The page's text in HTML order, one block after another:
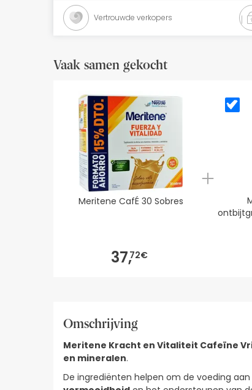
Beste verkopers
Health Points
Vertrouwde verkopers
Vaak samen gekocht
Meritene CafÉ 30 Sobres
37,72€
Omschrijving
Meritene Kracht en Vitaliteit Cafeïne
en mineralen.
De ingrediënten helpen om de voeding